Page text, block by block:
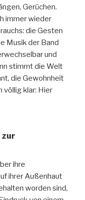
Gerüchen.
immer wieder
die Gesten
Musik der Band
und
stimmt die Welt
die Gewohnheit
völlig klar: Hier
zur
ihre
ihrer Außenhaut
worden sind,